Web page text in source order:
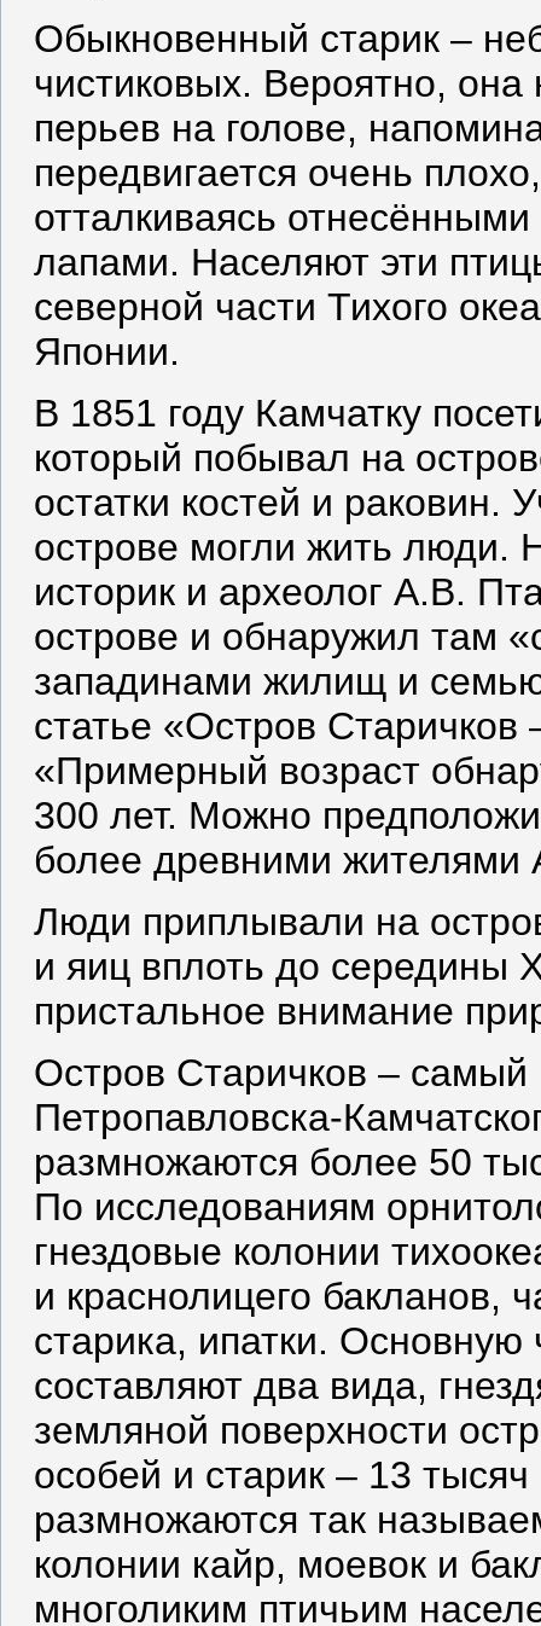
Обыкновенный старик –
чистиковых. Вероятно, она
перьев на голове,
передвигается очень
отталкиваясь
лапами. Населяют эти
северной части Тихого
Японии.
В 1851 году Камчатку
который побывал на
остатки костей и
острове могли жить люди.
историк и археолог А.В.
острове и обнаружил там
западинами жилищ и
статье «Остров Старичков
«Примерный возраст
300 лет. Можно
более древними жителями
Люди приплывали на
и яиц вплоть до середины
пристальное внимание
Остров Старичков ‒ самый
Петропавловска-
размножаются более 50
По исследованиям
гнездовые колонии
и краснолицего бакланов,
старика, ипатки. Основную
составляют два вида,
земляной поверхности
особей и старик ‒ 13
размножаются так
колонии кайр, моевок и
многоликим птичьим